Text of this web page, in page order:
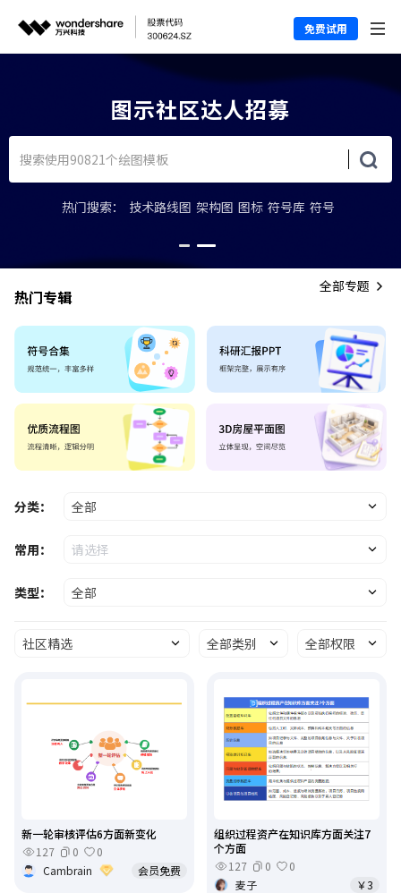
免费试用
上图示学堂，轻松上手图示软件
热门搜索： 技术路线图 架构图 图标 符号库 符号
热门专辑
全部专题
分类： 全部
常用： 请选择
类型： 全部
社区精选 全部类别 全部权限
新一轮审核评估6方面新变化
127
0
0
Cambrain
会员免费
组织过程资产在知识库方面关注7
个方面
127
0
0
麦子
￥3